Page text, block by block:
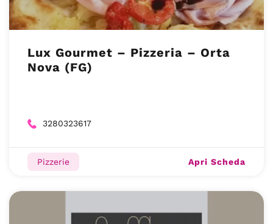
Lux Gourmet – Pizzeria – Orta
Nova (FG)
3280323617
Pizzerie Apri Scheda